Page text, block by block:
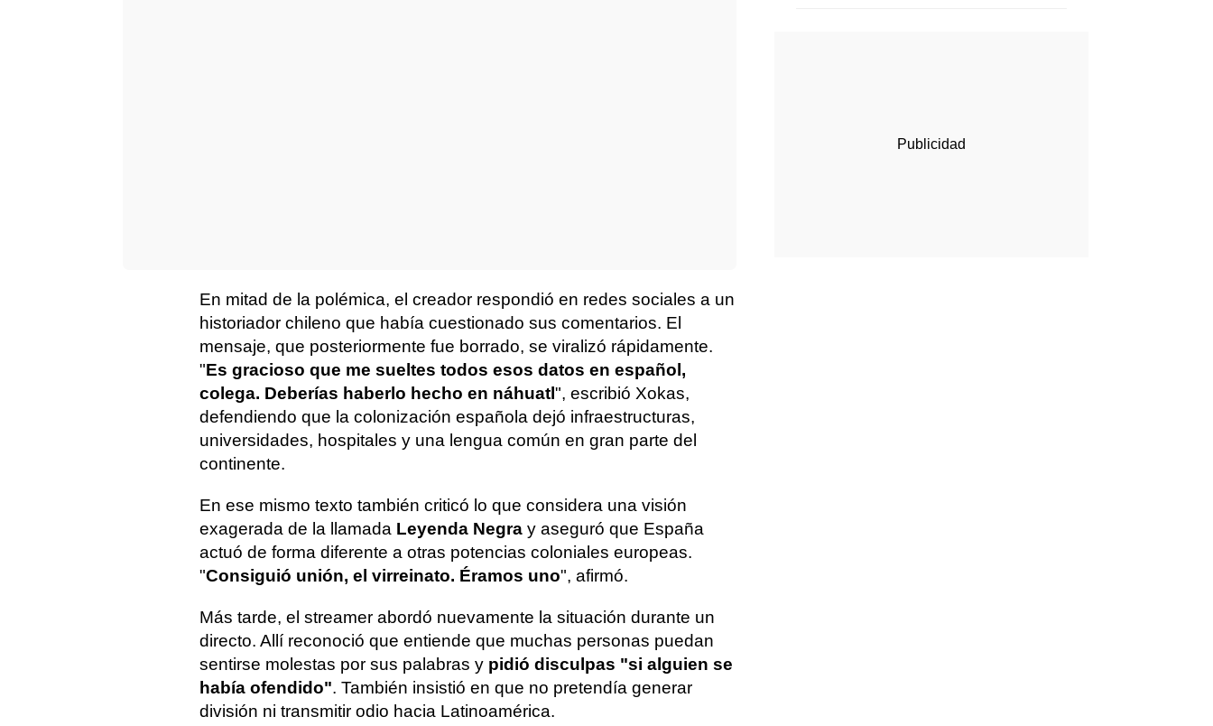
En mitad de la polémica, el creador respondió en redes sociales a un
historiador chileno que había cuestionado sus comentarios. El
mensaje, que posteriormente fue borrado, se viralizó rápidamente.
"Es gracioso que me sueltes todos esos datos en español,
colega. Deberías haberlo hecho en náhuatl ", escribió Xokas,
defendiendo que la colonización española dejó infraestructuras,
universidades, hospitales y una lengua común en gran parte del
continente.
En ese mismo texto también criticó lo que considera una visión
exagerada de la llamada Leyenda Negra y aseguró que España
actuó de forma diferente a otras potencias coloniales europeas.
"Consiguió unión, el virreinato. Éramos uno", afirmó.
Más tarde, el streamer abordó nuevamente la situación durante un
directo. Allí reconoció que entiende que muchas personas puedan
sentirse molestas por sus palabras y pidió disculpas "si alguien se
había ofendido". También insistió en que no pretendía generar
división ni transmitir odio hacia Latinoamérica.